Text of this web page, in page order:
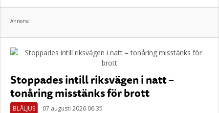
Annons:
Stoppades intill riksvägen i natt –
tonåring misstänks för brott
BLÅLJUS 07 augusti 2026 06.35